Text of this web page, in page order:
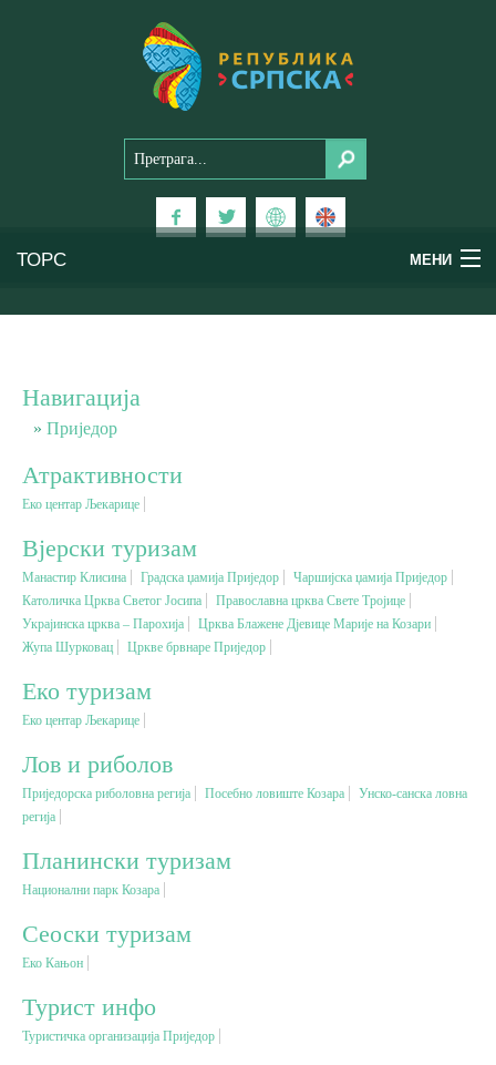
ТОРС МЕНИ
Планински туризам
Бањски туризам
Вјерски туризам
Авантура
Еко туризам
Гастрономија
Лов и риболов
Сеоски туризам
Дестинације
Навигација
Приједор
Атрактивности
Еко центар Љекарице
Вјерски туризам
Манастир Клисина Градска џамија Приједор
Чаршијска џамија Приједор
Католичка Црква Светог Јосипа
Православна црква Свете Тројице
Украјинска црква – Парохија
Црква Блажене Дјевице Марије на Козари
Жупа Шурковац
Цркве брвнаре Приједор
Еко туризам
Еко центар Љекарице
Лов и риболов
Приједорска риболовна регија Посебно ловиште Козара
Унско-санска ловна
регија
Планински туризам
Национални парк Козара
Сеоски туризам
Еко Кањон
Турист инфо
Туристичка организација Приједор